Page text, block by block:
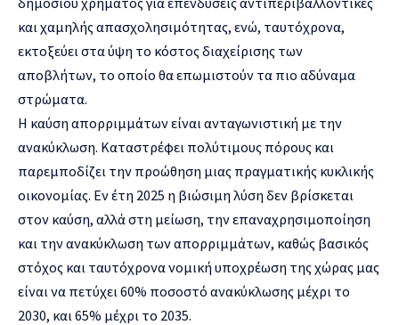
και χαμηλής απασχολησιμότητας, ενώ, ταυτόχρονα,
εκτοξεύει στα ύψη το κόστος διαχείρισης των
αποβλήτων, το οποίο θα επωμιστούν τα πιο αδύναμα
στρώματα.
Η καύση απορριμμάτων είναι ανταγωνιστική με την
ανακύκλωση. Καταστρέφει πολύτιμους πόρους και
παρεμποδίζει την προώθηση μιας πραγματικής κυκλικής
οικονομίας. Εν έτη 2025 η βιώσιμη λύση δεν βρίσκεται
στον καύση, αλλά στη μείωση, την επαναχρησιμοποίηση
και την ανακύκλωση των απορριμμάτων, καθώς βασικός
στόχος και ταυτόχρονα νομική υποχρέωση της χώρας μας
είναι να πετύχει 60% ποσοστό ανακύκλωσης μέχρι το
2030, και 65% μέχρι το 2035.